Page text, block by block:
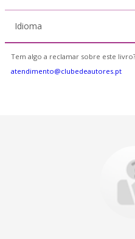
Idioma
Tem algo a reclamar sobre este
atendimento@clubedeautores.pt